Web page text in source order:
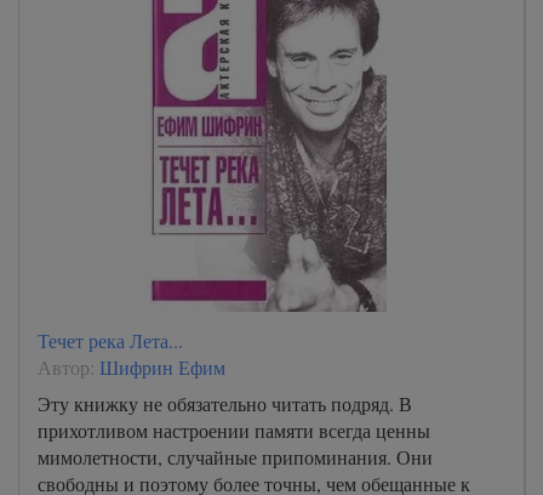
Течет река Лета...
Автор: Шифрин Ефим
Эту книжку не обязательно читать подряд. В
прихотливом настроении памяти всегда ценны
мимолетности, случайные припоминания. Они
свободны и поэтому более точны, чем обещанные к